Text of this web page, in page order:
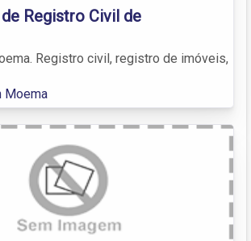
Registro Civil de
Registro civil, registro de imóveis,
Moema